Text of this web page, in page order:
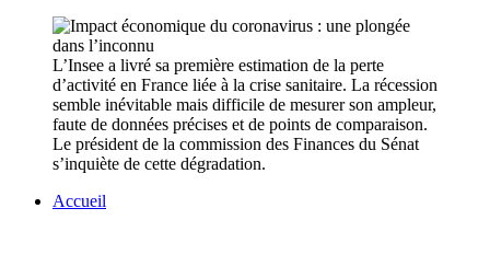
L’Insee a livré sa première estimation de la perte
d’activité en France liée à la crise sanitaire. La récession
semble inévitable mais difficile de mesurer son ampleur,
faute de données précises et de points de comparaison.
Le président de la commission des Finances du Sénat
s’inquiète de cette dégradation.
Accueil